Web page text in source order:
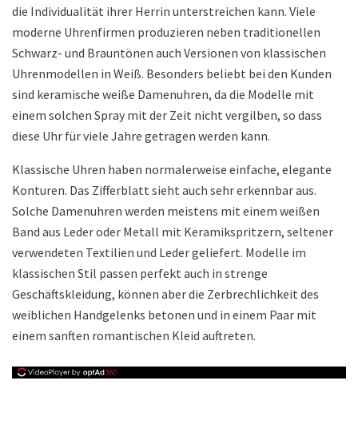
die Individualität ihrer Herrin unterstreichen kann. Viele
moderne Uhrenfirmen produzieren neben traditionellen
Schwarz- und Brauntönen auch Versionen von klassischen
Uhrenmodellen in Weiß. Besonders beliebt bei den Kunden
sind keramische weiße Damenuhren, da die Modelle mit
einem solchen Spray mit der Zeit nicht vergilben, so dass
diese Uhr für viele Jahre getragen werden kann.
Klassische Uhren haben normalerweise einfache, elegante
Konturen. Das Zifferblatt sieht auch sehr erkennbar aus.
Solche Damenuhren werden meistens mit einem weißen
Band aus Leder oder Metall mit Keramikspritzern, seltener
verwendeten Textilien und Leder geliefert. Modelle im
klassischen Stil passen perfekt auch in strenge
Geschäftskleidung, können aber die Zerbrechlichkeit des
weiblichen Handgelenks betonen und in einem Paar mit
einem sanften romantischen Kleid auftreten.